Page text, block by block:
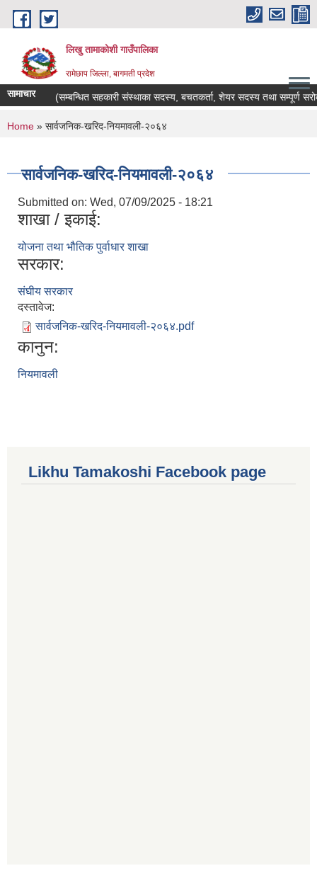
Skip to main content
लिखु तामाकोशी गाउँपालिका
रामेछाप जिल्ला, बागमती प्रदेश
सामाचार
सूचना !!! (सम्बन्धित सहकारी संस्थाका सदस्य, बचतकर्ता, शेयर सदस्य तथा सम्पूर्ण
You are here
Home » सार्वजनिक-खरिद-नियमावली-२०६४
सार्वजनिक-खरिद-नियमावली-२०६४
Submitted on: Wed, 07/09/2025 - 18:21
शाखा / इकाई:
योजना तथा भौतिक पुर्वाधार शाखा
सरकार:
संघीय सरकार
दस्तावेज:
सार्वजनिक-खरिद-नियमावली-२०६४.pdf
कानुन:
नियमावली
Likhu Tamakoshi Facebook page